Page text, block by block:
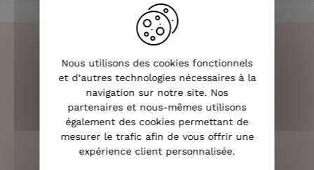
LIVRAISON RAPIDE
OFFERTE DÈS 70€
Nous utilisons des cookies fonctionnels
et d’autres technologies nécessaires à la
navigation sur notre site. Nos
partenaires et nous-mêmes utilisons
également des cookies permettant de
mesurer le trafic afin de vous offrir une
expérience client personnalisée.